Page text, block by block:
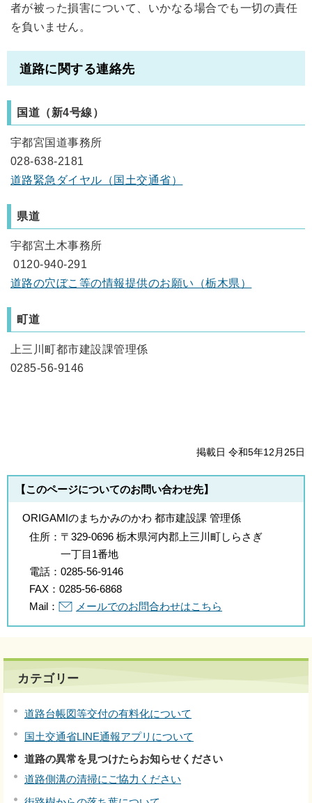
者が被った損害について、いかなる場合でも一切の責任
を負いません。
道路に関する連絡先
国道（新4号線）
宇都宮国道事務所
028-638-2181
道路緊急ダイヤル（国土交通省）
県道
宇都宮土木事務所
0120-940-291
道路の穴ぼこ等の情報提供のお願い（栃木県）
町道
上三川町都市建設課管理係
0285-56-9146
掲載日 令和5年12月25日
【このページについてのお問い合わせ先】
ORIGAMIのまちかみのかわ 都市建設課 管理係
住所： 〒329-0696 栃木県河内郡上三川町しらさぎ
一丁目1番地
電話： 0285-56-9146
FAX： 0285-56-6868
Mail：
メールでのお問合わせはこちら
カテゴリー
道路台帳図等交付の有料化について
国土交通省LINE通報アプリについて
道路の異常を見つけたらお知らせください
道路側溝の清掃にご協力ください